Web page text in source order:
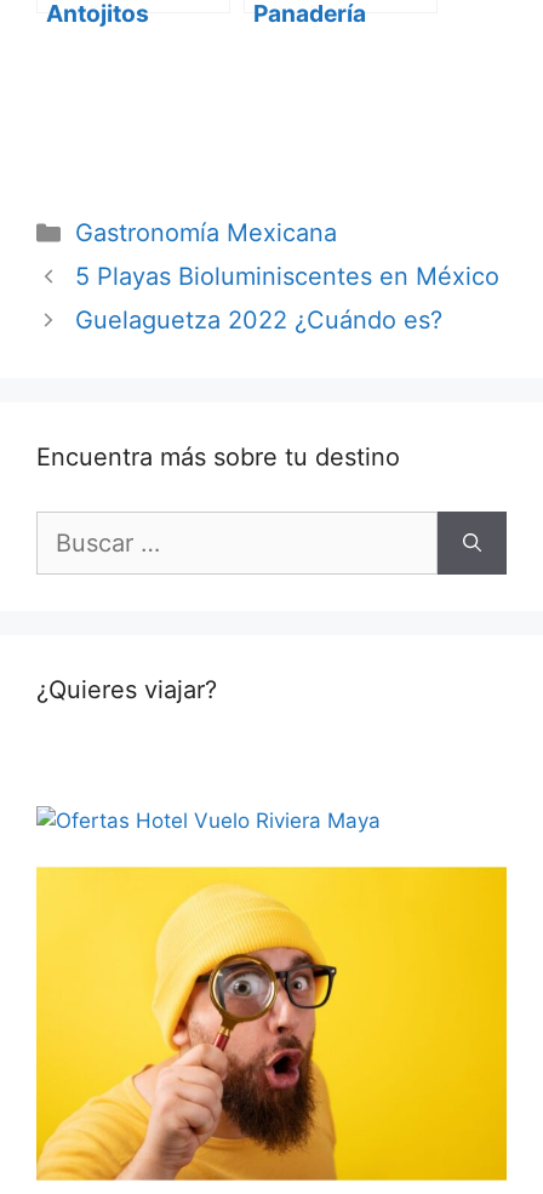
Antojitos
Panadería
Categorías
Gastronomía Mexicana
5 Playas Bioluminiscentes en México
Guelaguetza 2022 ¿Cuándo es?
Encuentra más sobre tu destino
¿Quieres viajar?